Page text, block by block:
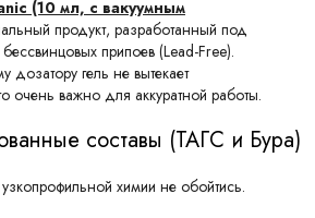
(10 мл, с вакуумным
продукт, разработанный под
припоев (Lead-Free).
дозатору гель не вытекает
очень важно для аккуратной работы.
составы (ТАГС и Бура)
химии не обойтись.